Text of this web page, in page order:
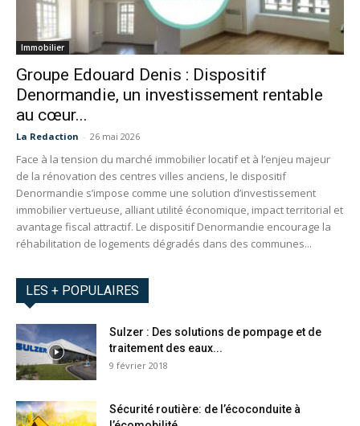
Immobilier
Groupe Edouard Denis : Dispositif
Denormandie, un investissement rentable
au cœur...
La Redaction - 26 mai 2026
Face à la tension du marché immobilier locatif et à l’enjeu majeur
de la rénovation des centres villes anciens, le dispositif
Denormandie s’impose comme une solution d’investissement
immobilier vertueuse, alliant utilité économique, impact territorial et
avantage fiscal attractif. Le dispositif Denormandie encourage la
réhabilitation de logements dégradés dans des communes...
LES + POPULAIRES
Sulzer : Des solutions de pompage et de
traitement des eaux...
9 février 2018
Sécurité routière: de l’écoconduite à